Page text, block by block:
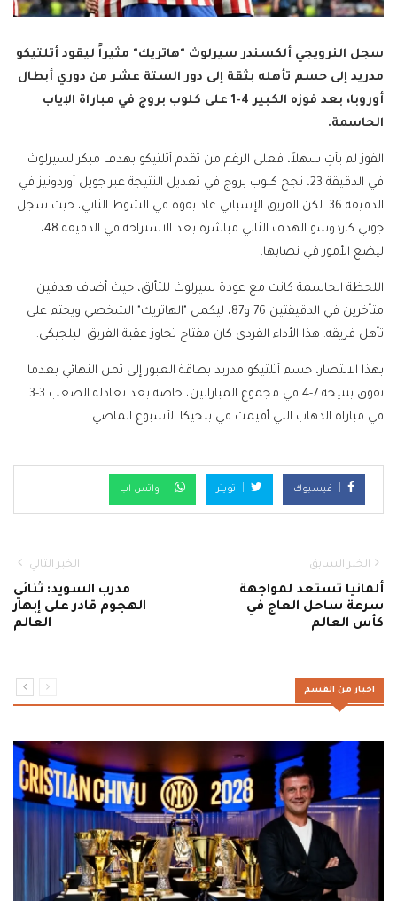
سجل النرويجي ألكسندر سيرلوث "هاتريك" مثيراً ليقود أتلتيكو
مدريد إلى حسم تأهله بثقة إلى دور الستة عشر من دوري أبطال
أوروبا، بعد فوزه الكبير 4-1 على كلوب بروج في مباراة الإياب
الحاسمة.
الفوز لم يأتِ سهلاً، فعلى الرغم من تقدم أتلتيكو بهدف مبكر لسيرلوث
في الدقيقة 23، نجح كلوب بروج في تعديل النتيجة عبر جويل أوردونيز في
الدقيقة 36. لكن الفريق الإسباني عاد بقوة في الشوط الثاني، حيث سجل
جوني كاردوسو الهدف الثاني مباشرة بعد الاستراحة في الدقيقة 48،
ليضع الأمور في نصابها.
اللحظة الحاسمة كانت مع عودة سيرلوث للتألق، حيث أضاف هدفين
متأخرين في الدقيقتين 76 و87، ليكمل "الهاتريك" الشخصي ويختم على
تأهل فريقه. هذا الأداء الفردي كان مفتاح تجاوز عقبة الفريق البلجيكي.
بهذا الانتصار، حسم أتلتيكو مدريد بطاقة العبور إلى ثمن النهائي بعدما
تفوق بنتيجة 7-4 في مجموع المباراتين، خاصة بعد تعادله الصعب 3-3
في مباراة الذهاب التي أقيمت في بلجيكا الأسبوع الماضي.
فيسبوك تويتر واتس اب
الخبر السابق
ألمانيا تستعد لمواجهة
سرعة ساحل العاج في
كأس العالم
الخبر التالي
مدرب السويد: ثنائي
الهجوم قادر على إبهار
العالم
اخبار من القسم